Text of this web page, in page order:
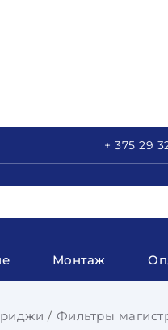
+ 375 29
Монтаж
Фильтры